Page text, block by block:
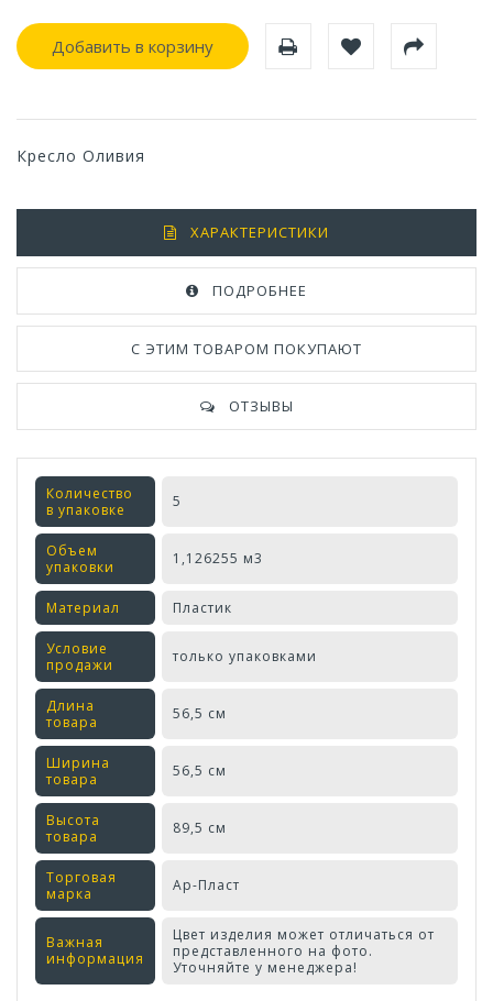
Добавить в корзину
Кресло Оливия
ХАРАКТЕРИСТИКИ
ПОДРОБНЕЕ
С ЭТИМ ТОВАРОМ ПОКУПАЮТ
ОТЗЫВЫ
Количество
в упаковке
5
Объем
упаковки
1,126255 м3
Материал Пластик
Условие
продажи
только упаковками
Длина
товара
56,5 см
Ширина
товара
56,5 см
Высота
товара
89,5 см
Торговая
марка
Ар-Пласт
Важная
информация
Цвет изделия может отличаться от
представленного на фото.
Уточняйте у менеджера!